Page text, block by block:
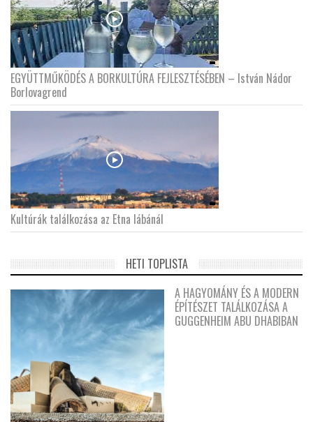
EGYÜTTMŰKÖDÉS A BORKULTÚRA FEJLESZTÉSÉBEN – István Nádor
Borlovagrend
Kultúrák találkozása az Etna lábánál
HETI TOPLISTA
A HAGYOMÁNY ÉS A MODERN
ÉPÍTÉSZET TALÁLKOZÁSA A
GUGGENHEIM ABU DHABIBAN